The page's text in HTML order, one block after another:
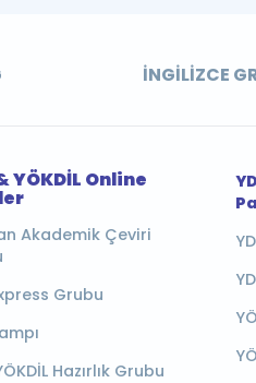
İNGILIZCE
YÖKDİL Online
Akademik Çeviri
Grubu
Hazırlık Grubu